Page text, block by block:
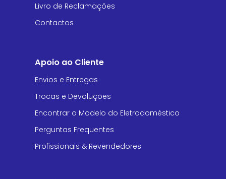
Livro de Reclamações
Contactos
Apoio ao Cliente
Envios e Entregas
Trocas e Devoluções
Encontrar o Modelo do Eletrodoméstico
Perguntas Frequentes
Profissionais & Revendedores